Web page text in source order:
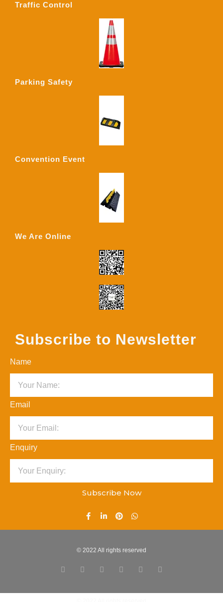
Traffic Control
Parking Safety
Convention Event
We Are Online
Subscribe to Newsletter
Name
Email
Enquiry
Subscribe Now
© 2022 All rights reserved